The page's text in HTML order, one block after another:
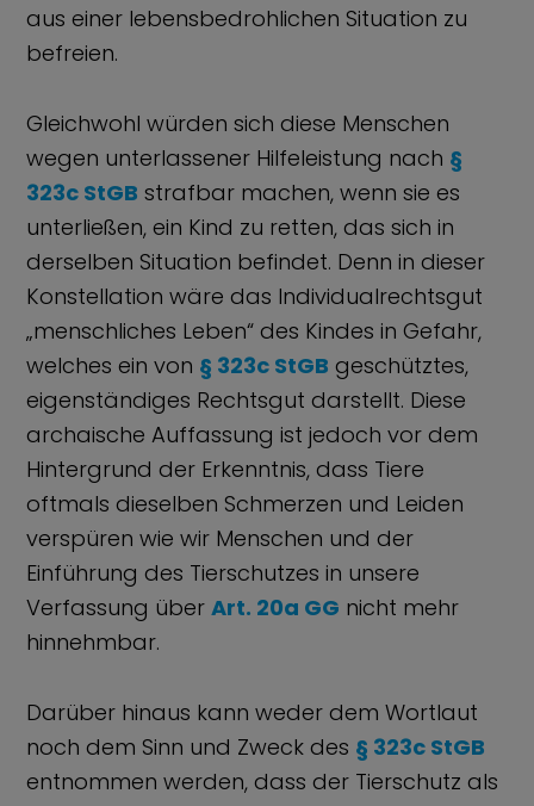
aus einer lebensbedrohlichen Situation zu
befreien.
Gleichwohl würden sich diese Menschen
wegen unterlassener Hilfeleistung nach §
323c StGB strafbar machen, wenn sie es
unterließen, ein Kind zu retten, das sich in
derselben Situation befindet. Denn in dieser
Konstellation wäre das Individualrechtsgut
„menschliches Leben“ des Kindes in Gefahr,
welches ein von § 323c StGB geschütztes,
eigenständiges Rechtsgut darstellt. Diese
archaische Auffassung ist jedoch vor dem
Hintergrund der Erkenntnis, dass Tiere
oftmals dieselben Schmerzen und Leiden
verspüren wie wir Menschen und der
Einführung des Tierschutzes in unsere
Verfassung überArt. 20a GG nicht mehr
hinnehmbar.
Darüber hinaus kann weder dem Wortlaut
noch dem Sinn und Zweck des § 323c StGB
entnommen werden, dass der Tierschutz als